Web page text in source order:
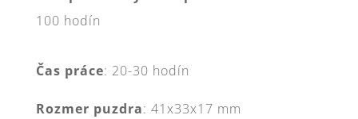
100 hodín
Čas práce: 20-30 hodín
Rozmer puzdra: 41x33x17 mm